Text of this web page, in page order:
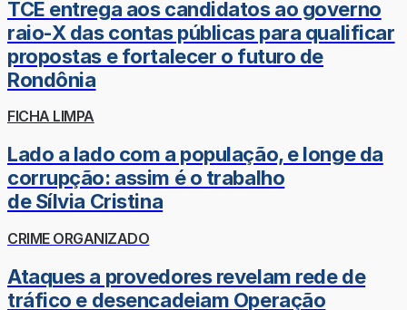
TCE entrega aos candidatos ao governo
raio-X das contas públicas para qualificar
propostas e fortalecer o futuro de
Rondônia
FICHA LIMPA
Lado a lado com a população, e longe da
corrupção: assim é o trabalho
de Sílvia Cristina
CRIME ORGANIZADO
Ataques a provedores revelam rede de
tráfico e desencadeiam Operação